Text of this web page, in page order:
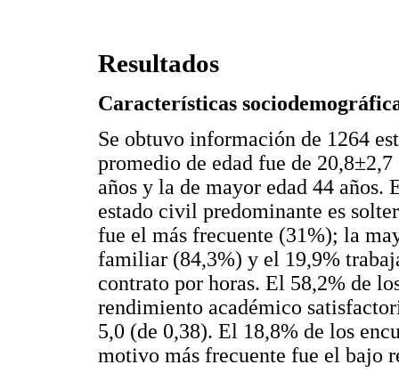
Resultados
Características
Se obtuvo información de 1264
promedio de edad fue de
años y la de mayor edad 44 años.
estado civil predominante es
fue el más frecuente (31%); la
familiar (84,3%) y el 19,9%
contrato por horas. El 58,2% de
rendimiento académico
5,0 (de 0,38). El 18,8% de los
motivo más frecuente fue el bajo